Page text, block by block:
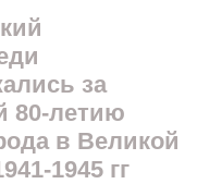
за
80-летию
в Великой
1945 гг